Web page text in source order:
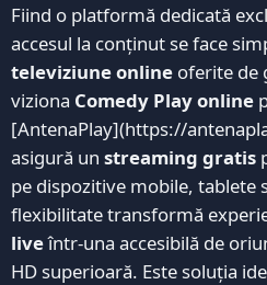
Fiind o platformă dedicată
accesul la conținut se face
televiziune online oferite de
viziona Comedy Play online
[AntenaPlay](https://
asigură un streaming gratis
pe dispozitive mobile, tablete
flexibilitate transformă
liveîntr-una accesibilă de
HD superioară. Este soluția